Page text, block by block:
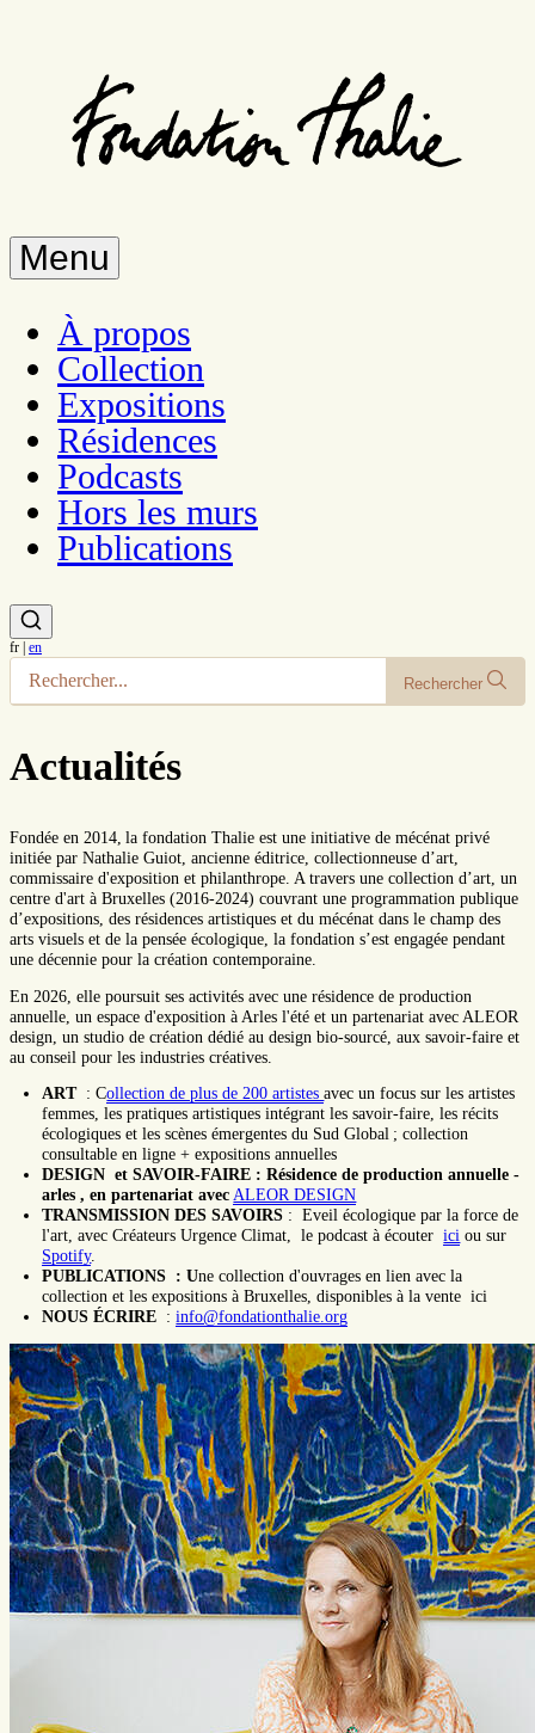
Menu
À propos
Collection
Expositions
Résidences
Podcasts
Hors les murs
Publications
fr | en
Rechercher
Actualités
Fondée en 2014, la fondation Thalie est une initiative de mécénat privé
initiée par Nathalie Guiot, ancienne éditrice, collectionneuse d’art,
commissaire d'exposition et philanthrope. A travers une collection d’art, un
centre d'art à Bruxelles (2016-2024) couvrant une programmation publique
d’expositions, des résidences artistiques et du mécénat dans le champ des
arts visuels et de la pensée écologique, la fondation s’est engagée pendant
une décennie pour la création contemporaine.
En 2026, elle poursuit ses activités avec une résidence de production
annuelle, un espace d'exposition à Arles l'été et un partenariat avec ALEOR
design, un studio de création dédié au design bio-sourcé, aux savoir-faire et
au conseil pour les industries créatives.
ART : Collection de plus de 200 artistesavec un focus sur les artistes
femmes, les pratiques artistiques intégrant les savoir-faire, les récits
écologiques et les scènes émergentes du Sud Global ; collection
consultable en ligne + expositions annuelles
DESIGN et SAVOIR-FAIRE : Résidence de production annuelle -
arles , en partenariat avec ALEOR DESIGN
TRANSMISSION DES SAVOIRS : Eveil écologique par la force de
l'art, avec Créateurs Urgence Climat, le podcast à écouterici ou sur
Spotify.
PUBLICATIONS : Une collection d'ouvrages en lien avec la
collection et les expositions à Bruxelles, disponibles à la vente ici
NOUS ÉCRIRE :info@fondationthalie.org